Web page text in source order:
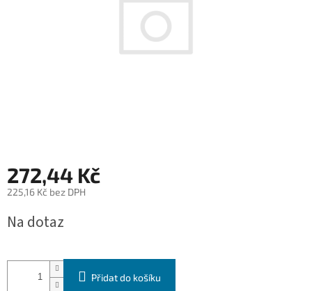
272,44 Kč
225,16 Kč bez DPH
cena:
Na dotaz
Přidat do košíku